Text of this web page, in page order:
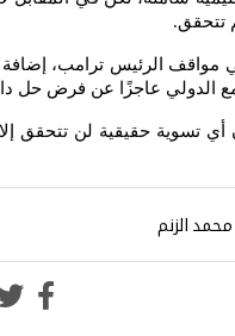
تتحقق.
مواقف الرئيس ترامب،
الدولي عاجزًا عن فرض حل
تسوية حقيقية لن تتحقق
الزنم